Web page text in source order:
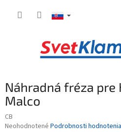
Náhradná fréza pre
Malco
CB
Priemerné
Neohodnotené Podrobnosti hodnotenia